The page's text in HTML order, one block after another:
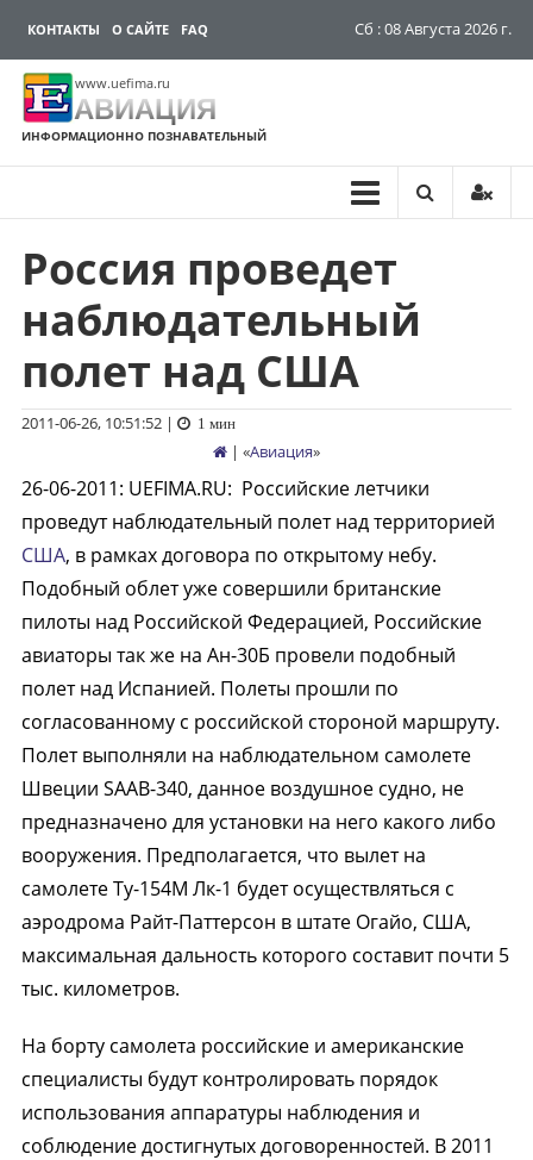
КОНТАКТЫ О САЙТЕ FAQ Сб : 08 Августа 2026 г.
www.uefima.ru
АВИАЦИЯ
ИНФОРМАЦИОННО ПОЗНАВАТЕЛЬНЫЙ
Перейти
содержимому
Россия проведет
наблюдательный
полет над США
2011-06-26, 10:51:52| 1 мин
| «Авиация»
26-06-2011: UEFIMA.RU: Российские летчики
проведут наблюдательный полет над территорией
США, в рамках договора по открытому небу.
Подобный облет уже совершили британские
пилоты над Российской Федерацией, Российские
авиаторы так же на Ан-30Б провели подобный
полет над Испанией. Полеты прошли по
согласованному с российской стороной маршруту.
Полет выполняли на наблюдательном самолете
Швеции SAAB-340, данное воздушное судно, не
предназначено для установки на него какого либо
вооружения. Предполагается, что вылет на
самолете Ту-154М Лк-1 будет осуществляться с
аэродрома Райт-Паттерсон в штате Огайо, США,
максимальная дальность которого составит почти 5
тыс. километров.
На борту самолета российские и американские
специалисты будут контролировать порядок
использования аппаратуры наблюдения и
соблюдение достигнутых договоренностей. В 2011